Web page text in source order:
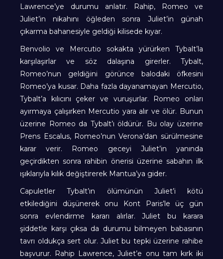
Lawrence’ye durumu anlatır. Rahip, Romeo ve
Juliet’in nikahını öğleden sonra Juliet’in günah
çıkarma bahanesiyle geldiği kilisede kıyar.
Benvolio ve Mercutio sokakta yürürken Tybalt’la
karşılaşırlar ve söz dalaşına girerler. Tybalt,
Romeo’nun geldiğini görünce balodaki öfkesini
Romeo’ya kusar. Daha fazla dayanamayan Mercutio,
Tybalt’a kılıcını çeker ve vuruşurlar. Romeo onları
ayırmaya çalışırken Mercutio yara alır ve ölür. Bunun
üzerine Romeo da Tybalt’ı öldürür. Bu olay üzerine
Prens Escalus, Romeo’nun Verona’dan sürülmesine
karar verir. Romeo geceyi Juliet’in yanında
geçirdikten sonra rahibin önerisi üzerine sabahın ilk
ışıklarıyla kılık değiştirerek Mantua’ya gider.
Capuletler Tybalt’ın ölümünün Juliet’i kötü
etkilediğini düşünerek onu Kont Paris’le üç gün
sonra evlendirme kararı alırlar. Juliet bu karara
şiddetle karşı çıksa da durumu bilmeyen babasının
tavrı oldukça sert olur. Juliet bu tepki üzerine rahibe
başvurur. Rahip Lawrence, Juliet’e onu tam kırk iki